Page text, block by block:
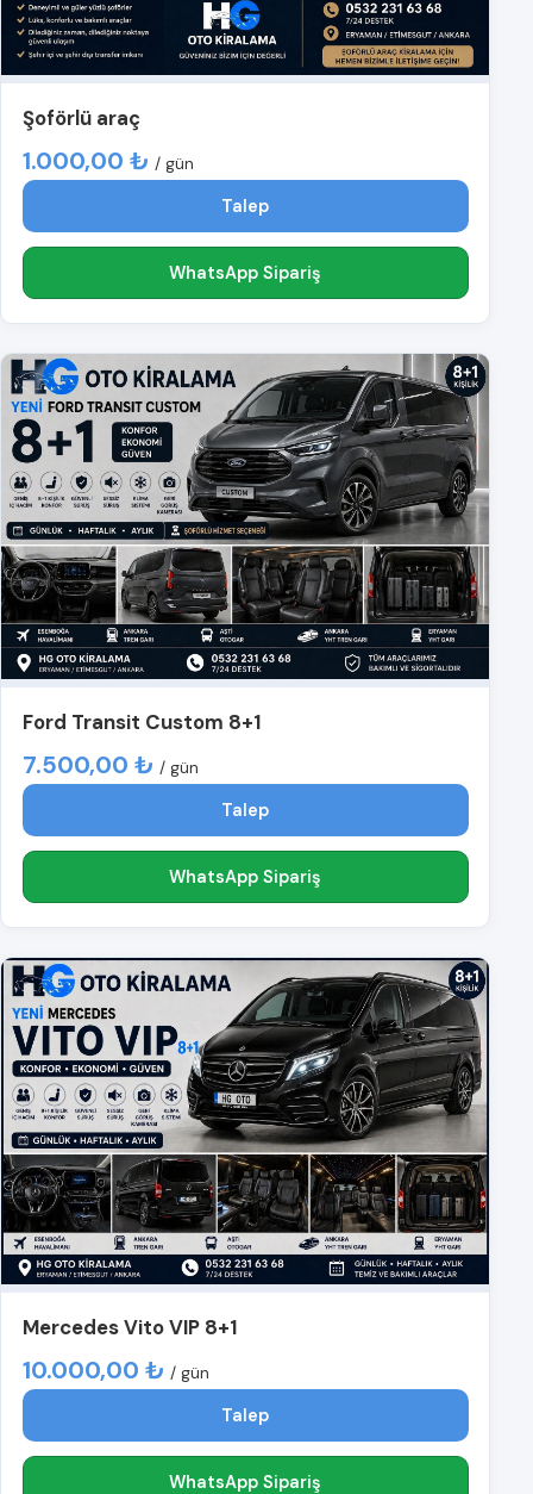
Şoförlü araç
1.000,00 ₺ / gün
Talep
WhatsApp Sipariş
Ford Transit Custom 8+1
7.500,00 ₺ / gün
Talep
WhatsApp Sipariş
Mercedes Vito VIP 8+1
10.000,00 ₺ / gün
Talep
WhatsApp Sipariş